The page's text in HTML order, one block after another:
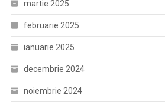
martie 2025
februarie 2025
ianuarie 2025
decembrie 2024
noiembrie 2024